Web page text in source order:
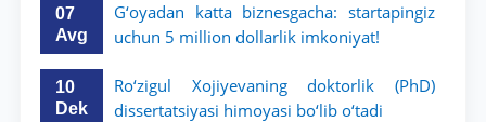
07
Avg
G‘oyadan katta biznesgacha: startapingiz
uchun 5 million dollarlik imkoniyat!
10
Dek
Ro‘zigul Xojiyevaning doktorlik (PhD)
dissertatsiyasi himoyasi bo‘lib o‘tadi